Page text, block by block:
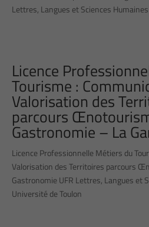
Lettres, Langues et Sciences
Licence
Tourisme :
Valorisation des
parcours
Gastronomie – La
Licence Professionnelle Métiers du
Valorisation des Territoires parcours
Gastronomie UFR Lettres, Langues et
Université de Toulon